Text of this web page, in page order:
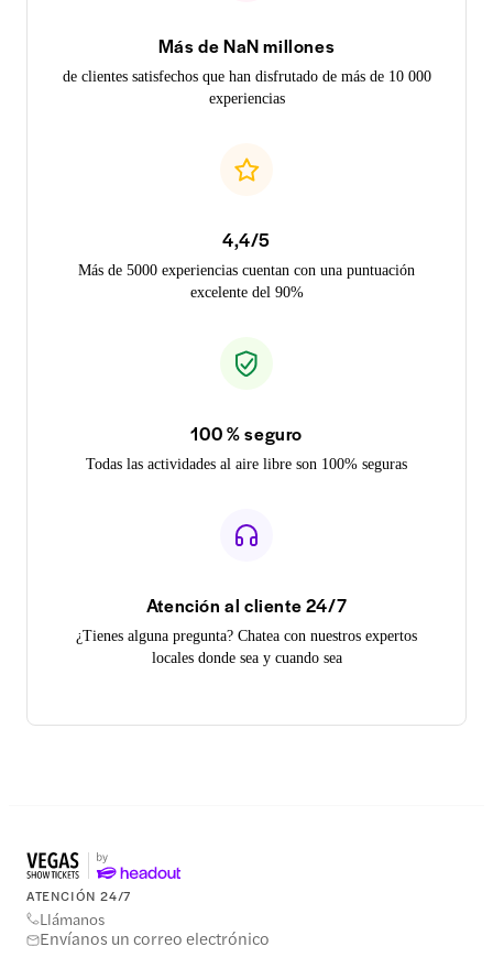
Más de NaN millones
de clientes satisfechos que han disfrutado de más de 10 000
experiencias
4,4/5
Más de 5000 experiencias cuentan con una puntuación
excelente del 90%
100 % seguro
Todas las actividades al aire libre son 100% seguras
Atención al cliente 24/7
¿Tienes alguna pregunta? Chatea con nuestros expertos
locales donde sea y cuando sea
ATENCIÓN 24/7
Llámanos
Envíanos un correo electrónico